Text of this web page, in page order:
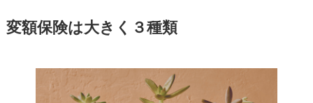
変額保険は大きく３種類